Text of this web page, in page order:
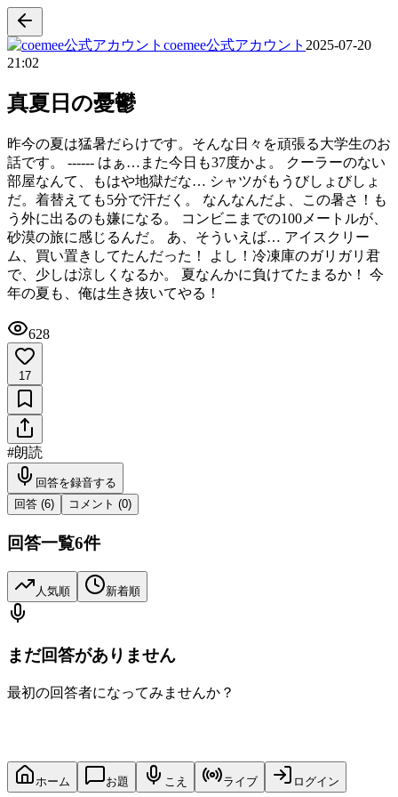
coemee公式アカウント 2025-07-20
21:02
真夏日の憂鬱
昨今の夏は猛暑だらけです。そんな日々を頑張る大学生のお
話です。 ------ はぁ…また今日も37度かよ。 クーラーのない
部屋なんて、もはや地獄だな… シャツがもうびしょびしょ
だ。着替えても5分で汗だく。 なんなんだよ、この暑さ！も
う外に出るのも嫌になる。 コンビニまでの100メートルが、
砂漠の旅に感じるんだ。 あ、そういえば… アイスクリー
ム、買い置きしてたんだった！ よし！冷凍庫のガリガリ君
で、少しは涼しくなるか。 夏なんかに負けてたまるか！ 今
年の夏も、俺は生き抜いてやる！
628
17
#朗読
回答を録音する
回答 (6) コメント (0)
回答一覧6件
人気順 新着順
まだ回答がありません
最初の回答者になってみませんか？
ホーム お題 こえ ライブ ログイン